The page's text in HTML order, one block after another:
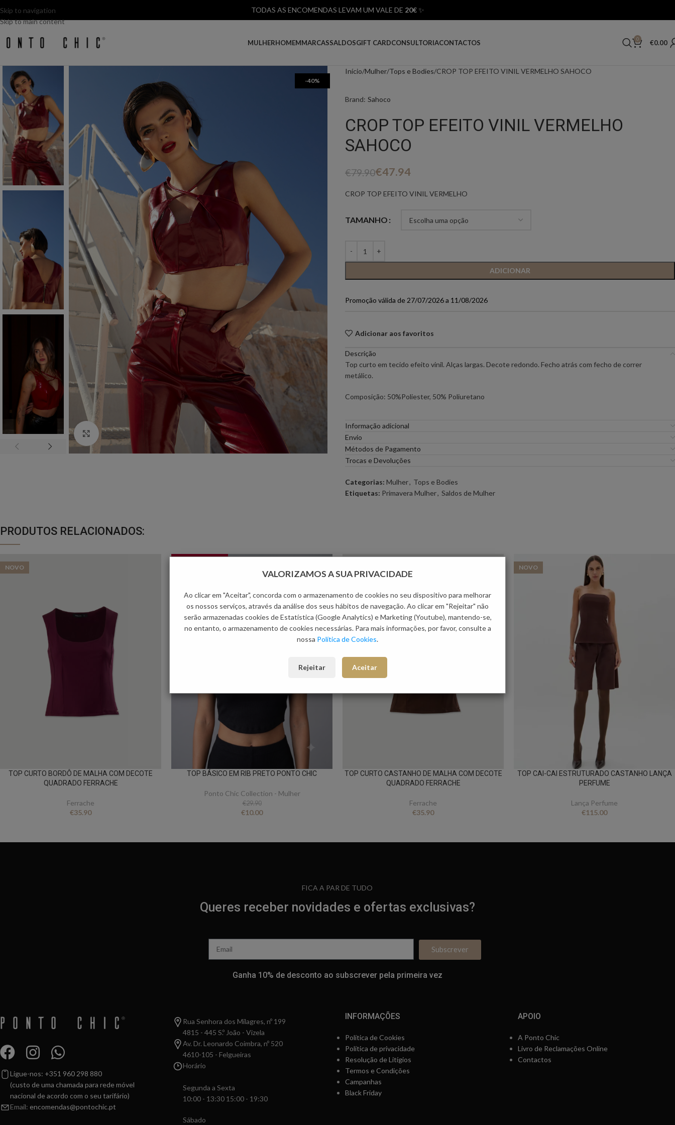
Skip to navigation
Skip to main content
TODAS AS ENCOMENDAS LEVAM UM VALE DE 20€✨
MULHERHOMEMMARCAS
FERRACHE FLO&CLO FRACOMINA
LOCOLUXO
SCOTCH & SODA SEMICOUTURE SILVINA CAMPOS SIMONA
SALDOSGIFT CARDCONSULTORIACONTACTOS 0 €0.00
-40%
Click to enlarge
Início Mulher Tops e Bodies CROP TOP EFEITO VINIL VERMELHO SAHOCO
Brand: Sahoco
CROP TOP EFEITO VINIL VERMELHO
SAHOCO
€79.90€47.94
CROP TOP EFEITO VINIL VERMELHO
TAMANHO
ADICIONAR
Promoção válida de 27/07/2026 a 11/08/2026
Adicionar aos favoritos
Descrição
Top curto em tecido efeito vinil. Alças largas. Decote redondo. Fecho atrás com fecho de correr
metálico.
Composição: 50%Poliester, 50% Poliuretano
Informação adicional
Envio
Métodos de Pagamento
Trocas e Devoluções
Categorias: Mulher, Tops e Bodies
Etiquetas: Primavera Mulher, Saldos de Mulher
PRODUTOS RELACIONADOS:
NOVO
TOP CURTO BORDÔ DE MALHA COM DECOTE
QUADRADO FERRACHE
Ferrache
€35.90
ACHADOS DO DIA
TOP BÁSICO EM RIB PRETO PONTO CHIC
Ponto Chic Collection - Mulher
€29.90
€10.00
TOP CURTO CASTANHO DE MALHA COM DECOTE
QUADRADO FERRACHE
Ferrache
€35.90
NOVO
TOP CAI-CAI ESTRUTURADO CASTANHO LANÇA
PERFUME
Lança Perfume
€115.00
FICA A PAR DE TUDO
Queres receber novidades e ofertas exclusivas?
Subscrever
Ganha 10% de desconto ao subscrever pela primeira vez
Ligue-nos: +351 960 298 880
(custo de uma chamada para rede móvel
nacional de acordo com o seu tarifário)
Email: encomendas@pontochic.pt
Rua Senhora dos Milagres, nº 199
4815 - 445 S.º João - Vizela
Av. Dr. Leonardo Coimbra, nº 520
4610-105 - Felgueiras
Horário
Segunda a Sexta
10:00 - 13:30 15:00 - 19:30
Sábado
INFORMAÇÕES
Política de Cookies
Política de privacidade
Resolução de Litígios
Termos e Condições
Campanhas
Black Friday
APOIO
A Ponto Chic
Livro de Reclamações Online
Contactos
VALORIZAMOS A SUA PRIVACIDADE
Ao clicar em "Aceitar", concorda com o armazenamento de cookies no seu dispositivo para melhorar
os nossos serviços, através da análise dos seus hábitos de navegação. Ao clicar em "Rejeitar" não
serão armazenadas cookies de Estatística (Google Analytics) e Marketing (Youtube), mantendo-se,
no entanto, o armazenamento de cookies necessárias. Para mais informações, por favor, consulte a
nossa Política de Cookies.
Rejeitar Aceitar